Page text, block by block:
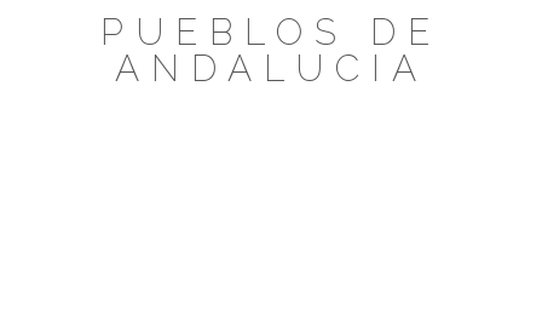
PUEBLOS DE
ANDALUCIA